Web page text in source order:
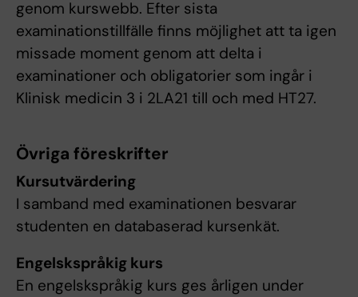
genom kurswebb. Efter sista
examinationstillfälle finns möjlighet att ta igen
missade moment genom att delta i
examinationer och obligatorier som ingår i
Klinisk medicin 3 i 2LA21 till och med HT27.
Övriga föreskrifter
Kursutvärdering
I samband med examinationen besvarar
studenten en databaserad kursenkät.
Engelskspråkig kurs
En engelskspråkig kurs ges årligen under